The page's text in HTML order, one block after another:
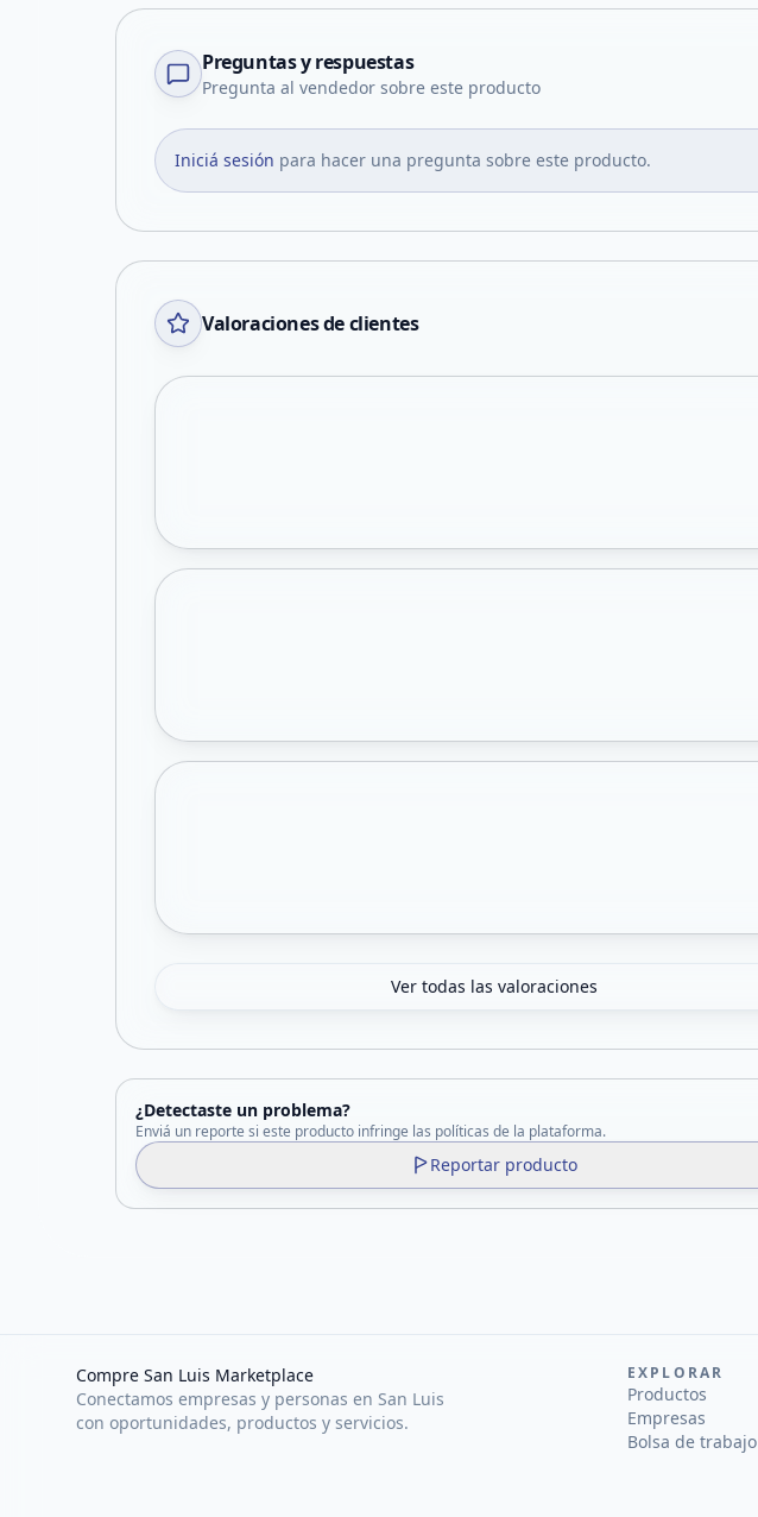
Preguntas y respuestas
Pregunta al vendedor sobre este producto
Iniciá sesión para hacer una pregunta sobre este producto.
Valoraciones de clientes
Ver todas las valoraciones
¿Detectaste un problema?
Enviá un reporte si este producto infringe las políticas de la plataforma.
Reportar producto
Compre San Luis Marketplace
Conectamos empresas y personas en San Luis
con oportunidades, productos y servicios.
EXPLORAR
Productos
Empresas
Bolsa de trabajo